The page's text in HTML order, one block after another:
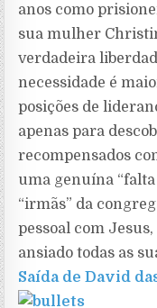
anos como
sua mulher
verdadeira
necessidade é
posições de
apenas para
recompensados
uma genuína “falta
“irmãs” da
pessoal com
ansiado todas as
Saída de David